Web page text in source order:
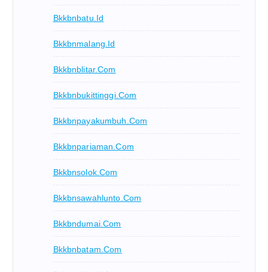
Bkkbnbatu.id
Bkkbnmalang.id
Bkkbnblitar.com
Bkkbnbukittinggi.com
Bkkbnpayakumbuh.com
Bkkbnpariaman.com
Bkkbnsolok.com
Bkkbnsawahlunto.com
Bkkbndumai.com
Bkkbnbatam.com